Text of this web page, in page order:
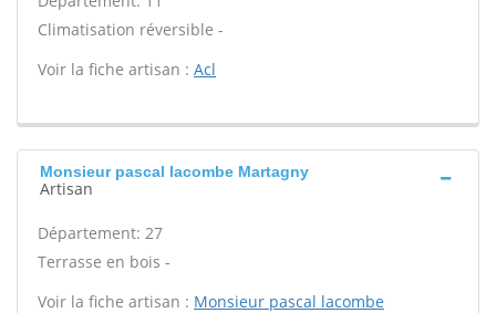
Climatisation réversible -
Voir la fiche artisan : Acl
Monsieur pascal lacombe Martagny
Artisan
Département: 27
Terrasse en bois -
Voir la fiche artisan : Monsieur pascal lacombe